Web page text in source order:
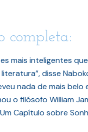
completa:
mais inteligentes
disse
nada de mais belo
o filósofo William
Capítulo sobre